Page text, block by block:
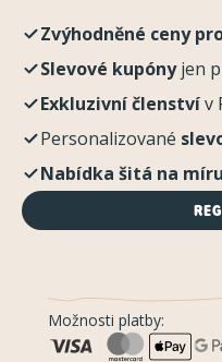
Zvýhodněné ceny
Slevové kupónyjen
Exkluzivní členstvív
Personalizované
Nabídka šitá na míru
Možnosti platby: